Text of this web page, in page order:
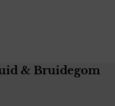
& Bruidegom